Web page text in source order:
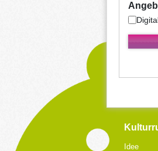
Idee